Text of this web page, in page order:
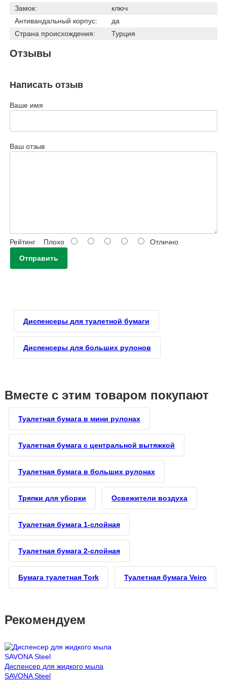
Замок:
ключ
Антивандальный корпус:
да
Страна происхождения:
Турция
Отзывы
Написать отзыв
Ваше имя
Ваш отзыв
РейтингПлохо
Отлично
Отправить
Диспенсеры для туалетной бумаги
Диспенсеры для больших рулонов
Вместе с этим товаром покупают
Туалетная бумага в мини рулонах
Туалетная бумага с центральной вытяжкой
Туалетная бумага в больших рулонах
Тряпки для уборки Освежители воздуха
Туалетная бумага 1-слойная
Туалетная бумага 2-слойная
Бумага туалетная Tork Туалетная бумага Veiro
Рекомендуем
Диспенсер для жидкого мыла
SAVONA Steel